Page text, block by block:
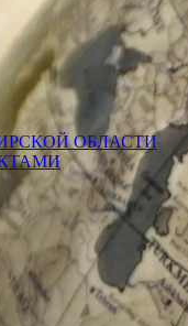
ОБЛАСТИ